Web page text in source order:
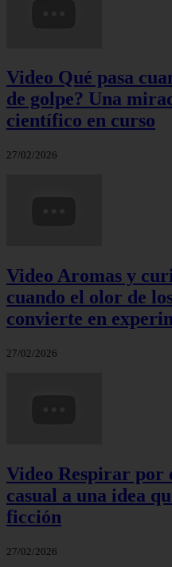
Video Qué pasa
de golpe? Una
científico en curso
27/02/2026
Video Aromas y
cuando el olor de
convierte en
27/02/2026
Video Respirar por
casual a una idea
ficción
27/02/2026